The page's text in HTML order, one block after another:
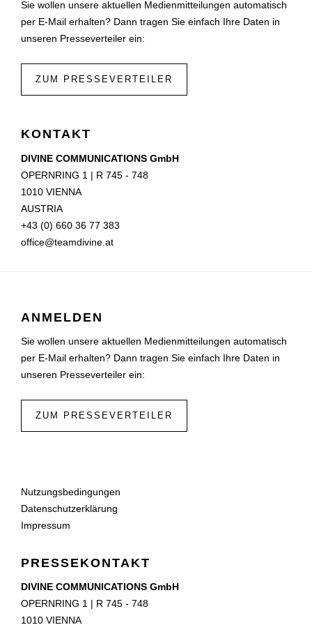
POSTSPORTVEREIN WIEN
PRESSEKONTAKT
Sie wollen unsere aktuellen Medienmitteilungen automatisch
per E-Mail erhalten? Dann tragen Sie einfach Ihre Daten in
unseren Presseverteiler ein:
ZUM PRESSEVERTEILER
KONTAKT
DIVINE COMMUNICATIONS GmbH
OPERNRING 1 | R 745 - 748
1010 VIENNA
AUSTRIA
+43 (0) 660 36 77 383
office@teamdivine.at
ANMELDEN
Sie wollen unsere aktuellen Medienmitteilungen automatisch
per E-Mail erhalten? Dann tragen Sie einfach Ihre Daten in
unseren Presseverteiler ein:
ZUM PRESSEVERTEILER
Nutzungsbedingungen
Datenschutzerklärung
Impressum
PRESSEKONTAKT
DIVINE COMMUNICATIONS GmbH
OPERNRING 1 | R 745 - 748
1010 VIENNA